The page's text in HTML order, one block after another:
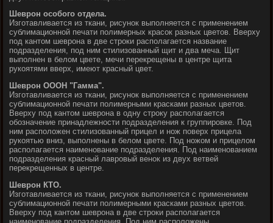
Шеврон особого отдела.
Изготавливается из ткани, рисунок выполняется с применением
сублимационной печати полимерных красок разных цветов. Вверху
под кантом шеврона в две строки располагается название
подразделения, под ним стилизованный щит и два меча. Щит
выполнен в белом цвете, мечи перекрещены в центре щита
рукоятями вверх, имеют красный цвет.
Шеврон ОООН "Гамма".
Изготавливается из ткани, рисунок выполняется с применением
сублимационной печати полимерными красками разных цветов.
Вверху под кантом шеврона в одну строку располагается
обозначение принадлежности подразделения к группировке. Под
ним расположен стилизованный прицел и нож поверх прицела
рукоятью вниз, выполнены в белом цвете. Под ножом и прицелом
располагается наименование подразделения. Под наименованием
подразделения красный лавровый венок из двух ветвей
перекрещенных в центре.
Шеврон КТО.
Изготавливается из ткани, рисунок выполняется с применением
сублимационной печати полимерными красками разных цветов.
Вверху под кантом шеврона в две строки располагается